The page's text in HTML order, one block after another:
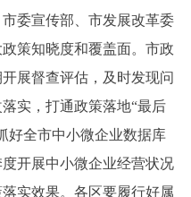
委宣传部、市发展改革委
策知晓度和覆盖面。市政
展督查评估，及时发现问
实，打通政策落地“最后
好全市中小微企业数据库
开展中小微企业经营状况
实效果。各区要履行好属